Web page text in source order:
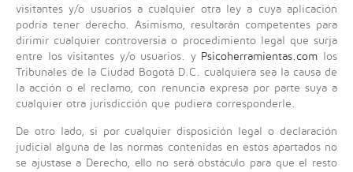
visitantes y/o usuarios a cualquier otra ley a cuya aplicación
podría tener derecho. Asimismo, resultarán competentes para
dirimir cualquier controversia o procedimiento legal que surja
entre los visitantes y/o usuarios. y Psicoherramientas.com los
Tribunales de la Ciudad Bogotá D.C. cualquiera sea la causa de
la acción o el reclamo, con renuncia expresa por parte suya a
cualquier otra jurisdicción que pudiera corresponderle.
De otro lado, si por cualquier disposición legal o declaración
judicial alguna de las normas contenidas en estos apartados no
se ajustase a Derecho, ello no será obstáculo para que el resto